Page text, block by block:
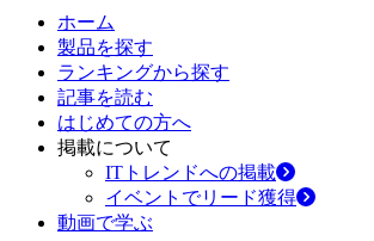
ホーム
製品を探す
ランキングから探す
記事を読む
はじめての方へ
掲載について
ITトレンドへの掲載
イベントでリード獲得
動画で学ぶ